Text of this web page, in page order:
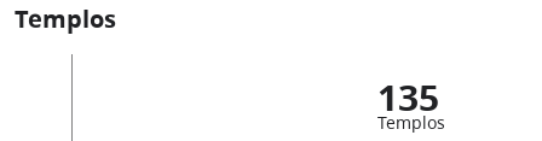
Templos
135
Templos